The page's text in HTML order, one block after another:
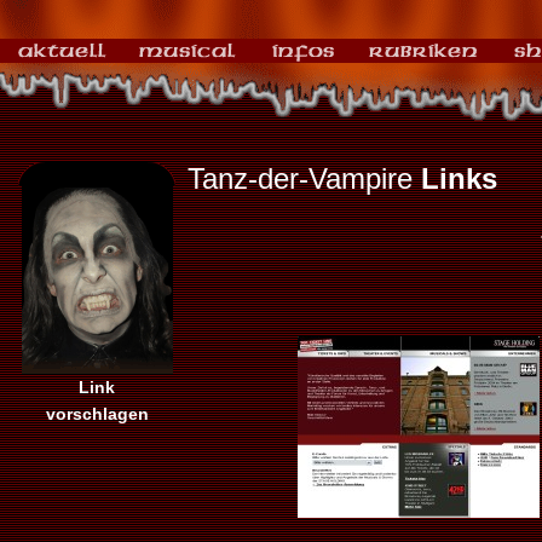
Link
vorschlagen
Tanz-der-VampireLinks